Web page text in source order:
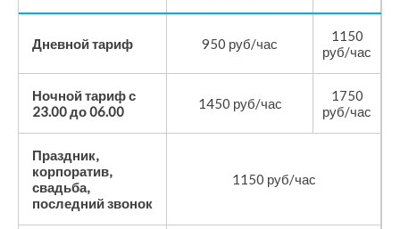
Дневной тариф 950 руб/час
1150
руб/час
Ночной тариф с
23.00 до 06.00
1450 руб/час
1750
руб/час
Праздник,
корпоратив,
свадьба,
последний звонок
1150 руб/час